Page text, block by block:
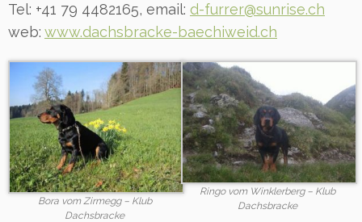
Tel: +41 79 4482165, email: d-furrer@sunrise.ch
web: www.dachsbracke-baechiweid.ch
Bora vom Zirmegg – Klub
Dachsbracke
Ringo vom Winklerberg – Klub
Dachsbracke